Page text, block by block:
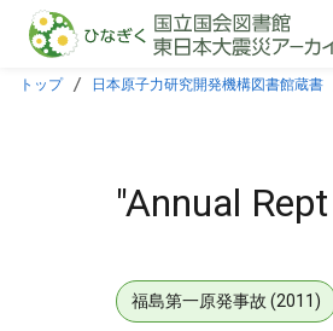
本文に飛ぶ
トップ 日本原子力研究開発機構図書館蔵書
"Annual
福島第一原発事故 (2011)